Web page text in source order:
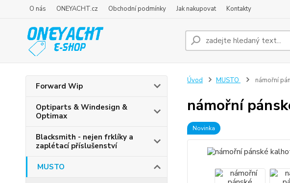
O nás ONEYACHT.cz Obchodní podmínky Jak nakupovat Kontakty
Forward Wip
Optiparts & Windesign &
Optimax
Blacksmith - nejen frklíky a
zaplétací příslušenství
MUSTO
Úvod MUSTO námořní
námořní
Novinka